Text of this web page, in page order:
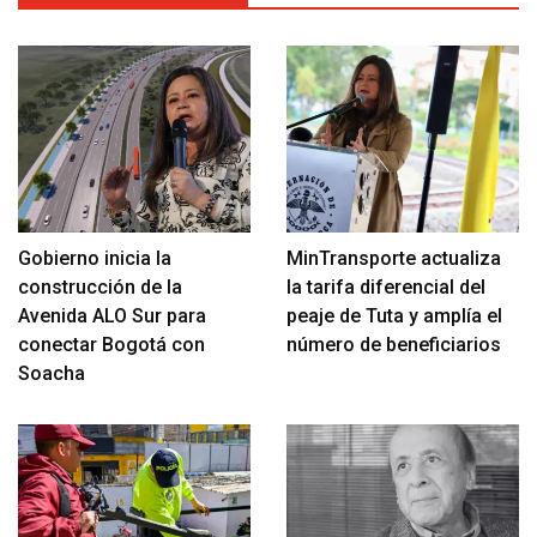
Gobierno inicia la
construcción de la
Avenida ALO Sur para
conectar Bogotá con
Soacha
MinTransporte actualiza
la tarifa diferencial del
peaje de Tuta y amplía el
número de beneficiarios